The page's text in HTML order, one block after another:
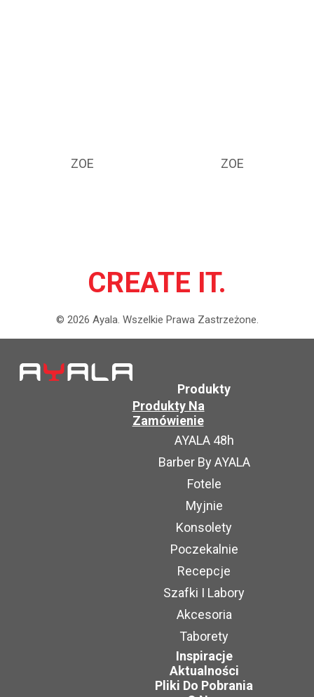
ZOE ZOE
CREATE IT.
© 2026 Ayala. Wszelkie Prawa Zastrzeżone.
Produkty
Produkty Na
Zamówienie
AYALA 48h
Barber By AYALA
Fotele
Myjnie
Konsolety
Poczekalnie
Recepcje
Szafki I Labory
Akcesoria
Taborety
Inspiracje
Aktualności
Pliki Do Pobrania